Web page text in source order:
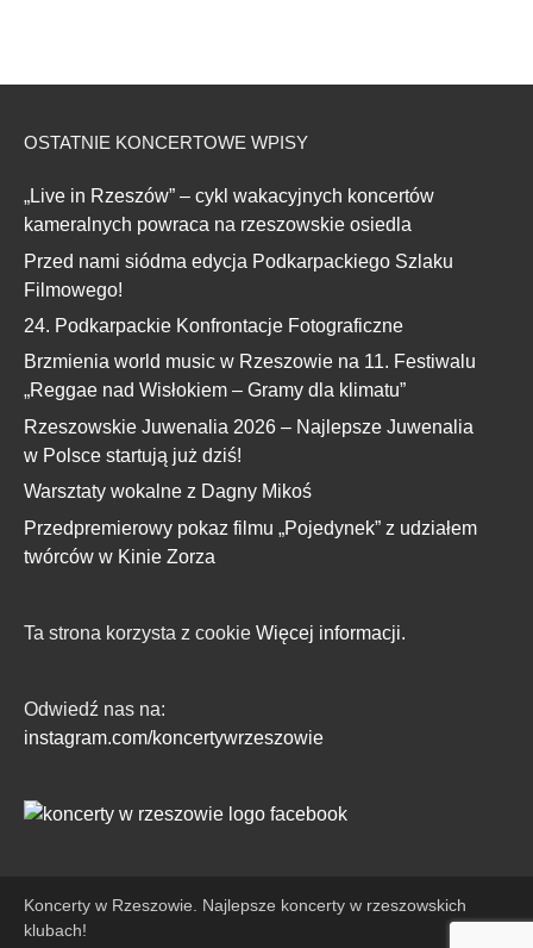
OSTATNIE KONCERTOWE WPISY
„Live in Rzeszów” – cykl wakacyjnych koncertów
kameralnych powraca na rzeszowskie osiedla
Przed nami siódma edycja Podkarpackiego Szlaku
Filmowego!
24. Podkarpackie Konfrontacje Fotograficzne
Brzmienia world music w Rzeszowie na 11. Festiwalu
„Reggae nad Wisłokiem – Gramy dla klimatu”
Rzeszowskie Juwenalia 2026 – Najlepsze Juwenalia
w Polsce startują już dziś!
Warsztaty wokalne z Dagny Mikoś
Przedpremierowy pokaz filmu „Pojedynek” z udziałem
twórców w Kinie Zorza
Ta strona korzysta z cookie Więcej informacji.
Odwiedź nas na:
instagram.com/koncertywrzeszowie
Koncerty w Rzeszowie. Najlepsze koncerty w rzeszowskich
klubach!